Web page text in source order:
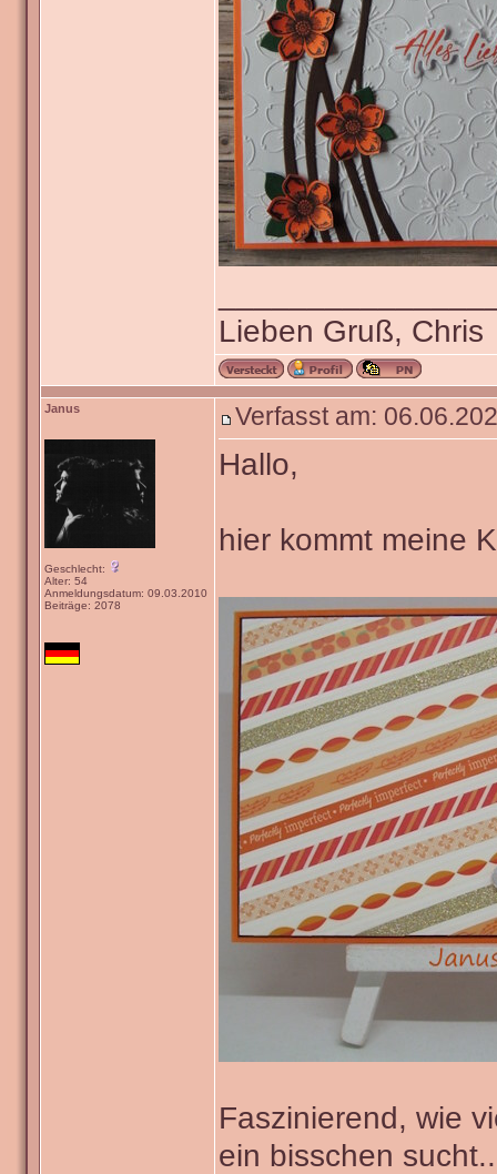
Lieben Gruß, Chris
Janus
Geschlecht:
Alter: 54
Anmeldungsdatum: 09.03.2010
Beiträge: 2078
Verfasst am:
Hallo,
hier kommt meine
Faszinierend, wie
ein bisschen